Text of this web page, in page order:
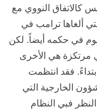
كالاتفاق النووي مع
ألغاها ترامب في
في حكمه أيضاً. لكن
مرتكزة هي الأخرى
فقد انتظمت
٢٠٢١ ) لمجلة الشؤون الخارجية التي
فبي النظام